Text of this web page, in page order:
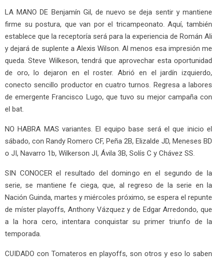
LA MANO DE Benjamín Gil, de nuevo se deja sentir y mantiene
firme su postura, que van por el tricampeonato. Aquí, también
establece que la receptoría será para la experiencia de Román Ali
y dejará de suplente a Alexis Wilson. Al menos esa impresión me
queda. Steve Wilkeson, tendrá que aprovechar esta oportunidad
de oro, lo dejaron en el roster. Abrió en el jardín izquierdo,
conecto sencillo productor en cuatro turnos. Regresa a labores
de emergente Francisco Lugo, que tuvo su mejor campaña con
el bat.
NO HABRA MAS variantes. El equipo base será el que inicio el
sábado, con Randy Romero CF, Peña 2B, Elizalde JD, Meneses BD
o JI, Navarro 1b, Wilkerson JI, Ávila 3B, Solís C y Chávez SS.
SIN CONOCER el resultado del domingo en el segundo de la
serie, se mantiene fe ciega, que, al regreso de la serie en la
Nación Guinda, martes y miércoles próximo, se espera el repunte
de míster playoffs, Anthony Vázquez y de Edgar Arredondo, que
a la hora cero, intentara conquistar su primer triunfo de la
temporada.
CUIDADO con Tomateros en playoffs, son otros y eso lo saben